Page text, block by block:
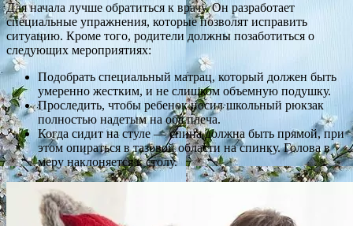
Для начала лучше обратиться к врачу. Он разработает
специальные упражнения, которые позволят исправить
ситуацию. Кроме того, родители должны позаботиться о
следующих мероприятиях:
Подобрать специальный матрац, который должен быть
умеренно жестким, и не слишком объемную подушку.
Проследить, чтобы ребенок носил школьный рюкзак
полностью надетым на оба плеча.
Когда сидит на стуле — спина должна быть прямой, при
этом опираться в тазовой области на спинку. Голова в
меру наклоняется к столу.